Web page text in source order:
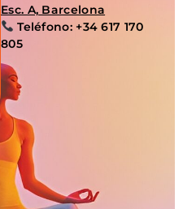
Esc. A, Barcelona
Teléfono: +34 617 170
805